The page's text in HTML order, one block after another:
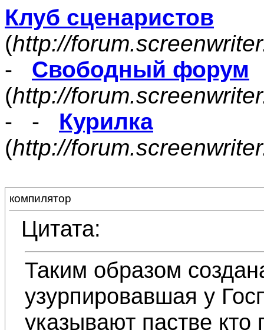
Клуб сценаристов
(http://
- Свободный форум
(http://
- - Курилка
(http://
компилятор
Цитата:
Таким образом
узурпировавшая у
указывают пастве кто